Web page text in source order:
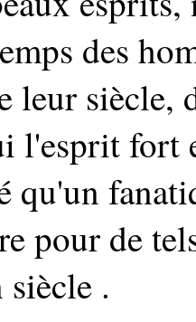
des
leur siècle,
l'esprit fort
qu'un
pour de
siècle .